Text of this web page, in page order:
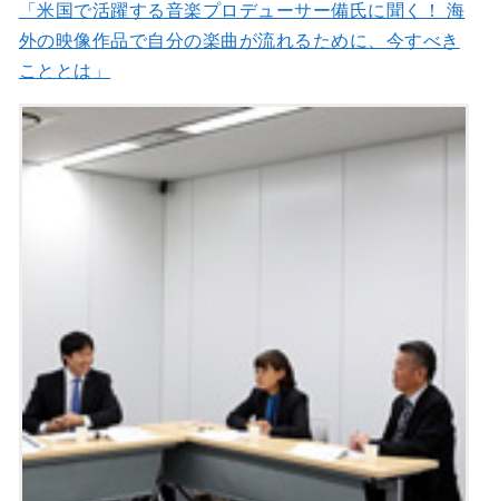
「米国で活躍する音楽プロデューサー備氏に聞く！ 海
外の映像作品で自分の楽曲が流れるために、今すべき
こととは」